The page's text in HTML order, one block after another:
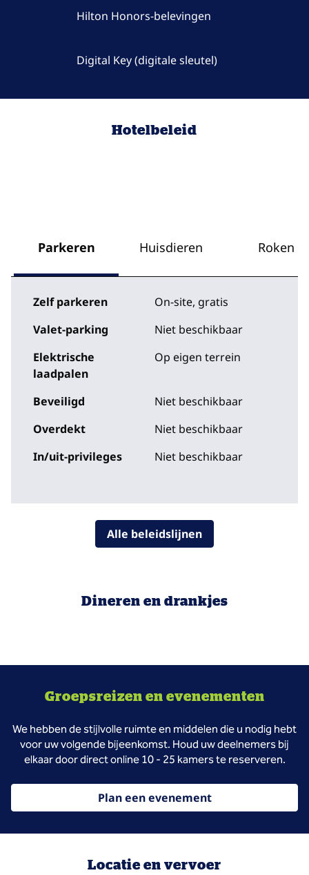
Hilton Honors-belevingen
Digital Key (digitale sleutel)
Hotelbeleid
Parkeren Huisdieren Roken
Zelf parkeren On-site, gratis
Valet-parking
Niet beschikbaar
Elektrische
laadpalen
Op eigen terrein
Beveiligd
Niet beschikbaar
Overdekt
Niet beschikbaar
In/uit-privileges
Niet beschikbaar
Alle beleidslijnen
Dineren en drankjes
Groepsreizen en evenementen
We hebben de stijlvolle ruimte en middelen die u nodig hebt
voor uw volgende bijeenkomst. Houd uw deelnemers bij
elkaar door direct online 10 - 25 kamers te reserveren.
Plan een evenement
Locatie en vervoer